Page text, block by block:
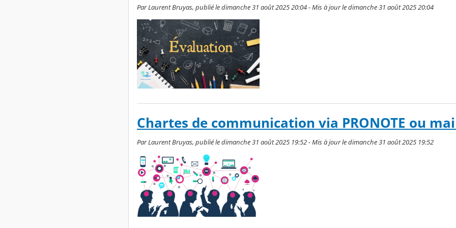
Par Laurent Bruyas, publié le dimanche 31 août 2025 20:04 - Mis à jour le dimanche 31 août 2025 20:04
Chartes de communication via PRONOTE ou
Par Laurent Bruyas, publié le dimanche 31 août 2025 19:52 - Mis à jour le dimanche 31 août 2025 19:52